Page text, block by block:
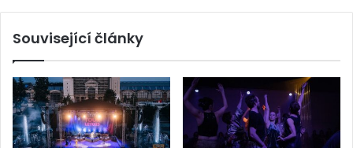
Související články